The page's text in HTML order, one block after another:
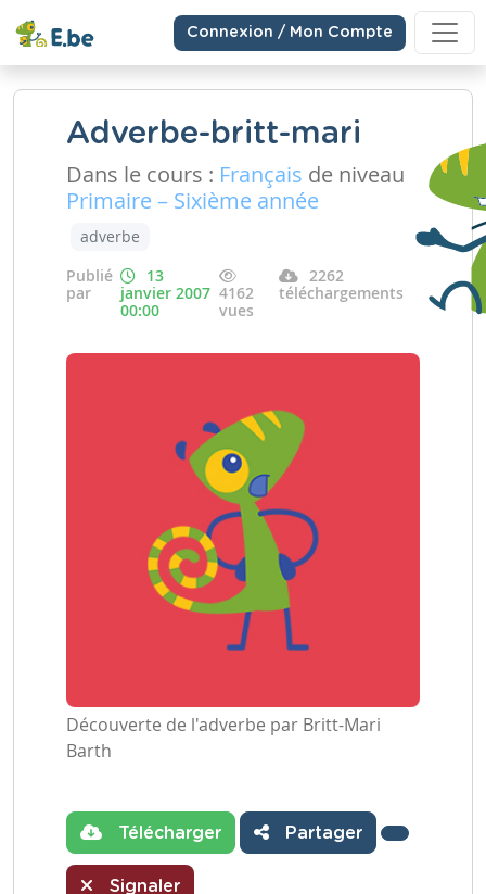
Connexion / Mon Compte
Adverbe-britt-mari
Dans le cours : Français de niveau
Primaire – Sixième année
adverbe
Publié
par
13
janvier 2007
00:00
4162
vues
2262
téléchargements
Découverte de l'adverbe par Britt-Mari
Barth
Télécharger Partager
Signaler